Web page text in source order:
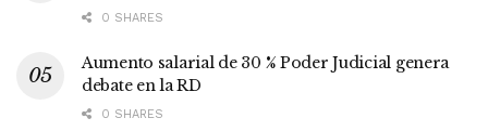
0 SHARES
Aumento salarial de 30 % Poder Judicial genera
debate en la RD
0 SHARES